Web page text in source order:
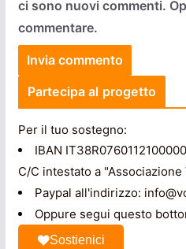
ci sono nuovi commenti.
commentare.
Partecipa al progetto
Per il tuo sostegno:
IBAN
C/C intestato a "Associazione
Paypal all'indirizzo:
Oppure segui questo
Sostienici